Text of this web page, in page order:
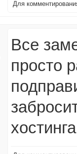
Для
Все
просто